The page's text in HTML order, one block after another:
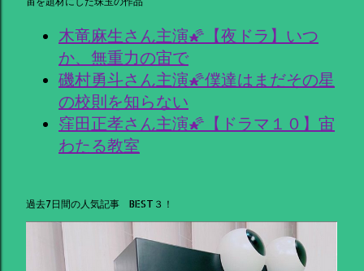
木竜麻生さん主演🌠【夜ドラ】いつ
か、無重力の宙で
磯村勇斗さん主演🌠僕達はまだその星
の校則を知らない
窪田正孝さん主演🌠【ドラマ１０】宙
わたる教室
過去7日間の人気記事 BEST３！